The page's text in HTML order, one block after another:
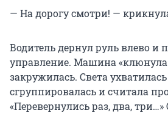
— На дорогу смотри! —
Водитель дернул руль влево и
управление. Машина
закружилась. Света
сгруппировалась и считала
«Перевернулись раз, два,